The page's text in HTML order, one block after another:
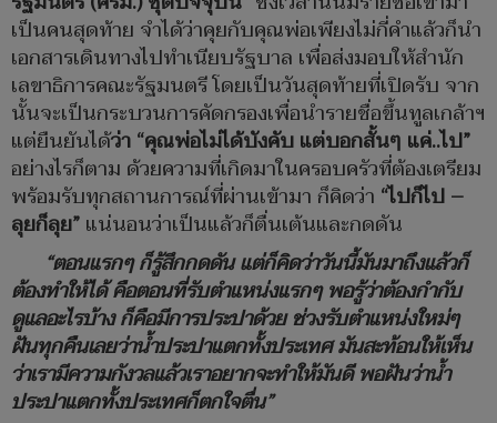
เป็นคนสุดท้าย จำได้ว่าคุยกับคุณพ่อเพียงไม่กี่คำแล้วก็นำ
เอกสารเดินทางไปทำเนียบรัฐบาล เพื่อส่งมอบให้สำนัก
เลขาธิการคณะรัฐมนตรี โดยเป็นวันสุดท้ายที่เปิดรับ จาก
นั้นจะเป็นกระบวนการคัดกรองเพื่อนำรายชื่อขึ้นทูลเกล้าฯ
แต่ยืนยันได้ว่า“คุณพ่อไม่ได้บังคับ แต่บอกสั้นๆ แค่..ไป”
อย่างไรก็ตาม ด้วยความที่เกิดมาในครอบครัวที่ต้องเตรียม
พร้อมรับทุกสถานการณ์ที่ผ่านเข้ามา ก็คิดว่า “ไปก็ไป –
ลุยก็ลุย”แน่นอนว่าเป็นแล้วก็ตื่นเต้นและกดดัน
“ตอนแรกๆ ก็รู้สึกกดดัน แต่ก็คิดว่าวันนี้มันมาถึงแล้วก็
ต้องทำให้ได้ คือตอนที่รับตำแหน่งแรกๆ พอรู้ว่าต้องกำกับ
ดูแลอะไรบ้าง ก็คือมีการประปาด้วย ช่วงรับตำแหน่งใหม่ๆ
ฝันทุกคืนเลยว่าน้ำประปาแตกทั้งประเทศ มันสะท้อนให้เห็น
ว่าเรามีความกังวลแล้วเราอยากจะทำให้มันดี พอฝันว่าน้ำ
ประปาแตกทั้งประเทศก็ตกใจตื่น”